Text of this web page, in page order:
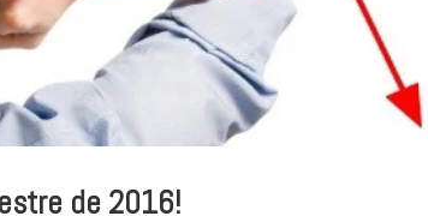
de 2016!